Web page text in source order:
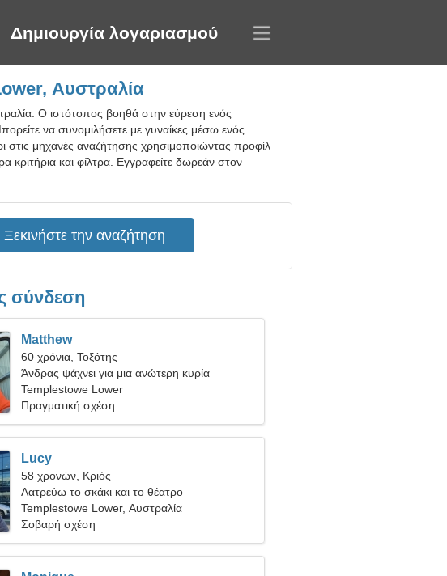
Δημιουργία λογαριασμού
Αυστραλία
Ο ιστότοπος βοηθά στην εύρεση ενός
να συνομιλήσετε με γυναίκες μέσω ενός
στις μηχανές αναζήτησης χρησιμοποιώντας προφίλ
και φίλτρα. Εγγραφείτε δωρεάν στον
σύνδεση
Matthew
60 χρόνια, Τοξότης
Άνδρας ψάχνει για μια ανώτερη κυρία
Templestowe Lower
Πραγματική σχέση
Lucy
58 χρονών, Κριός
Λατρεύω το σκάκι και το θέατρο
Templestowe Lower, Αυστραλία
Σοβαρή σχέση